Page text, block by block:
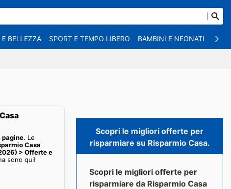
E BELLEZZA SPORT E TEMPO LIBERO BAMBINI E NEONATI
pagine. Le
Casa
> Offerte e
sono qui!
Scopri le migliori offerte per
risparmiare su Risparmio Casa.
Scopri le migliori offerte per
risparmiare da Risparmio Casa